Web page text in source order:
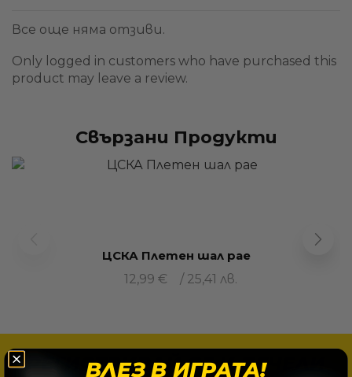
Все още няма отзиви.
Only logged in customers who have purchased this
product may leave a review.
Свързани Продукти
ЦСКА Плетен шал рае
12,99 € / 25,41 лв.
РЕГИСТРИРАЙ СЕ И ПЕЧЕЛИ
ВЛЕЗ В ИГРАТА!